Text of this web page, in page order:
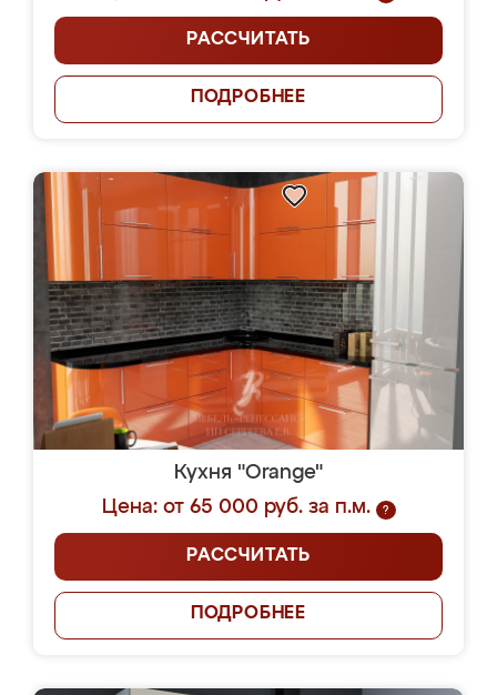
РАССЧИТАТЬ
ПОДРОБНЕЕ
Кухня "Orange"
Цена: от 65 000 руб. за п.м.
?
РАССЧИТАТЬ
ПОДРОБНЕЕ